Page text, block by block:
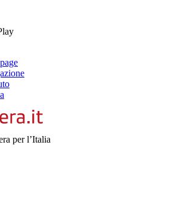
per l’Italia